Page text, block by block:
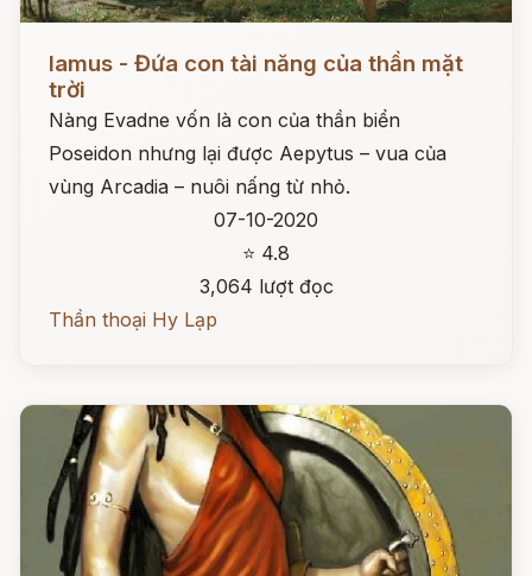
Iamus - Đứa con tài năng của thần mặt
trời
Nàng Evadne vốn là con của thần biển
Poseidon nhưng lại được Aepytus – vua của
vùng Arcadia – nuôi nấng từ nhỏ.
07-10-2020
⭐ 4.8
3,064 lượt đọc
Thần thoại Hy Lạp